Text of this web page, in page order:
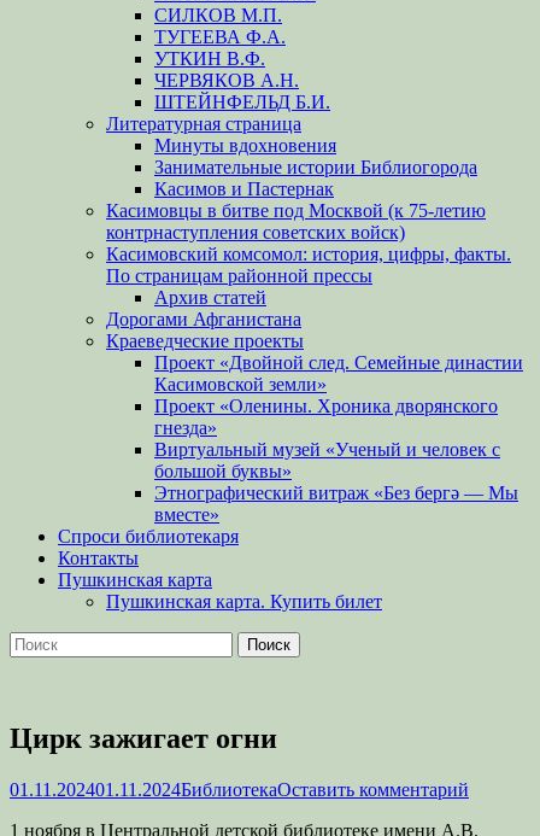
СИЛКОВ М.П.
ТУГЕЕВА Ф.А.
УТКИН В.Ф.
ЧЕРВЯКОВ А.Н.
ШТЕЙНФЕЛЬД Б.И.
Литературная страница
Минуты вдохновения
Занимательные истории Библиогорода
Касимов и Пастернак
Касимовцы в битве под Москвой (к 75-летию
контрнаступления советских войск)
Касимовский комсомол: история, цифры, факты.
По страницам районной прессы
Архив статей
Дорогами Афганистана
Краеведческие проекты
Проект «Двойной след. Семейные династии
Касимовской земли»
Проект «Оленины. Хроника дворянского
гнезда»
Виртуальный музей «Ученый и человек с
большой буквы»
Этнографический витраж «Без бергə — Мы
вместе»
Спроси библиотекаря
Контакты
Пушкинская карта
Пушкинская карта. Купить билет
Поиск
Найти:
Цирк зажигает огни
Опубликовано
01.11.202401.11.2024Автор
БиблиотекаОставить комментарий
1 ноября в Центральной детской библиотеке имени А.В.